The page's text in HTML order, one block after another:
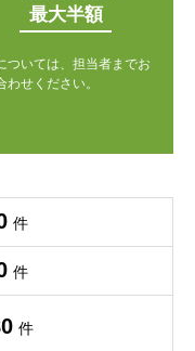
最大半額
ついては、担当者までお
わせください。
件
件
件